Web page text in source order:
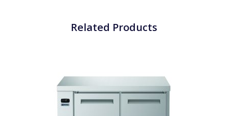
Related Products